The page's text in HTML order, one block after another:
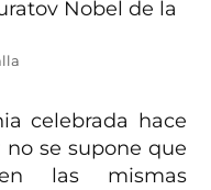
celebrada hace
no se supone que
las mismas